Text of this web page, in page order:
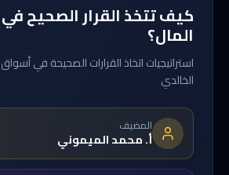
كيف تتخذ القرار الصحيح
المال؟
استراتيجيات اتخاذ القرارات الصحيحة في
الخالدي
المضيف
أ. محمد الميموني